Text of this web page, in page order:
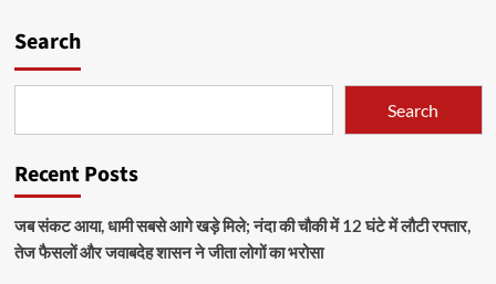
Search
Search
Recent Posts
जब संकट आया, धामी सबसे आगे खड़े मिले; नंदा की चौकी में 12 घंटे में लौटी रफ्तार,
तेज फैसलों और जवाबदेह शासन ने जीता लोगों का भरोसा